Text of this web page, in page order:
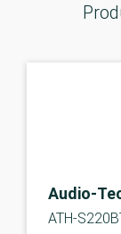
Audio-
ATH-